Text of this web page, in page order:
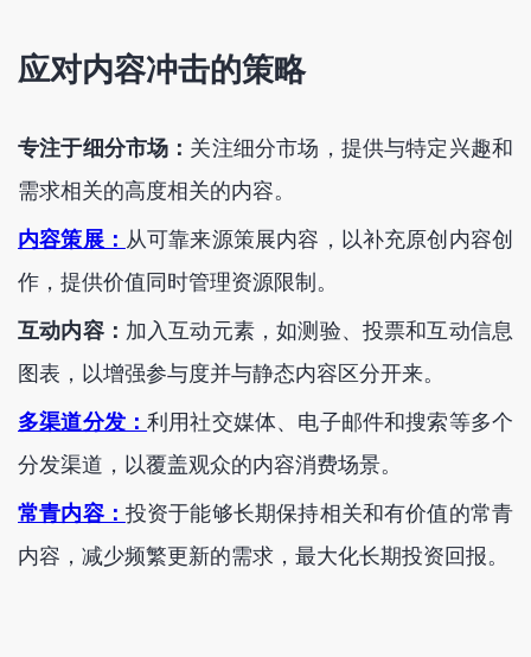
应对内容冲击的策略
专注于细分市场： 关注细分市场，提供与特定兴趣和
需求相关的高度相关的内容。
内容策展： 从可靠来源策展内容，以补充原创内容创
作，提供价值同时管理资源限制。
互动内容： 加入互动元素，如测验、投票和互动信息
图表，以增强参与度并与静态内容区分开来。
多渠道分发：利用社交媒体、电子邮件和搜索等多个
分发渠道，以覆盖观众的内容消费场景。
常青内容： 投资于能够长期保持相关和有价值的常青
内容，减少频繁更新的需求，最大化长期投资回报。